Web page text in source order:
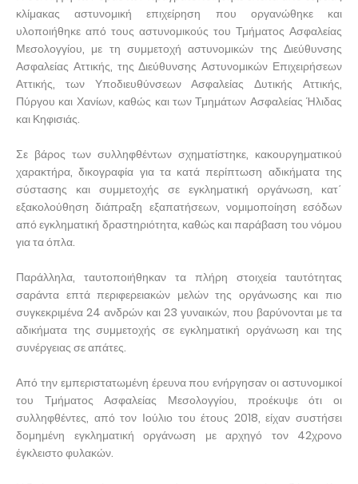
κλίμακας αστυνομική επιχείρηση που οργανώθηκε και
υλοποιήθηκε από τους αστυνομικούς του Τμήματος Ασφαλείας
Μεσολογγίου, με τη συμμετοχή αστυνομικών της Διεύθυνσης
Ασφαλείας Αττικής, της Διεύθυνσης Αστυνομικών Επιχειρήσεων
Αττικής, των Υποδιευθύνσεων Ασφαλείας Δυτικής Αττικής,
Πύργου και Χανίων, καθώς και των Τμημάτων Ασφαλείας Ήλιδας
και Κηφισιάς.
Σε βάρος των συλληφθέντων σχηματίστηκε, κακουργηματικού
χαρακτήρα, δικογραφία για τα κατά περίπτωση αδικήματα της
σύστασης και συμμετοχής σε εγκληματική οργάνωση, κατ΄
εξακολούθηση διάπραξη εξαπατήσεων, νομιμοποίηση εσόδων
από εγκληματική δραστηριότητα, καθώς και παράβαση του νόμου
για τα όπλα.
Παράλληλα, ταυτοποιήθηκαν τα πλήρη στοιχεία ταυτότητας
σαράντα επτά περιφερειακών μελών της οργάνωσης και πιο
συγκεκριμένα 24 ανδρών και 23 γυναικών, που βαρύνονται με τα
αδικήματα της συμμετοχής σε εγκληματική οργάνωση και της
συνέργειας σε απάτες.
Από την εμπεριστατωμένη έρευνα που ενήργησαν οι αστυνομικοί
του Τμήματος Ασφαλείας Μεσολογγίου, προέκυψε ότι οι
συλληφθέντες, από τον Ιούλιο του έτους 2018, είχαν συστήσει
δομημένη εγκληματική οργάνωση με αρχηγό τον 42χρονο
έγκλειστο φυλακών.